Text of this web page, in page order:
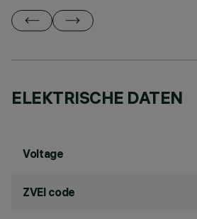
ELEKTRISCHE DATEN
Voltage
ZVEI code